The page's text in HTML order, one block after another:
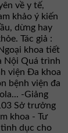
về y tế,
khảo ý kiến
dừng hay
Tác giả :
khoa tiết
Nội Quá trình
viện Đa khoa
bệnh viện đa
-Giảng
Sở trưởng
khoa - Tư
dục cho